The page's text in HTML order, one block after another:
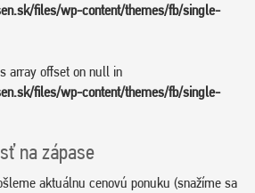
files/wp-content/themes/fb/single-
array offset on null in
files/wp-content/themes/fb/single-
na zápase
aktuálnu cenovú ponuku (snažíme sa